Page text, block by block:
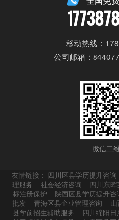
移动热线：
公司邮箱：
微信二
友情链接： 四川区县学历提升咨询
理服务
社会经济咨询 四川东
标注册保护
陕西区县学历提升咨
批发
青海区县企业管理咨询
县学前招生辅助服务
四川绵阳